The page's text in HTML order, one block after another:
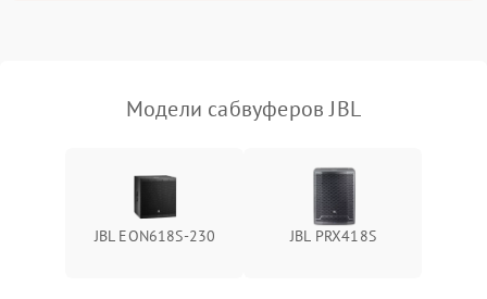
защиты от короткого
1000 ₽ Подробнее →
перенапряжения
Подробнее →
Неисправность системы
Подробнее →
Модели сабвуферов JBL
JBL EON618S-230 JBL PRX418S